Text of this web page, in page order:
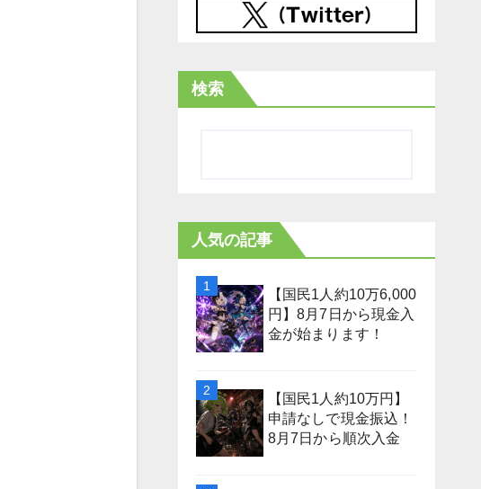
検索
人気の記事
【国民1人約10万6,000
円】8月7日から現金入
金が始まります！
【国民1人約10万円】
申請なしで現金振込！
8月7日から順次入金